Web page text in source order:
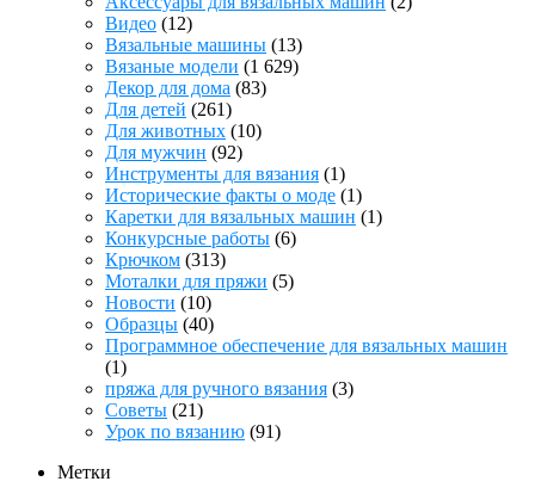
Видео (12)
Вязальные машины (13)
Вязаные модели (1 629)
Декор для дома (83)
Для детей (261)
Для животных (10)
Для мужчин (92)
Инструменты для вязания (1)
Исторические факты о моде (1)
Каретки для вязальных машин (1)
Конкурсные работы (6)
Крючком (313)
Моталки для пряжи (5)
Новости (10)
Образцы (40)
Программное обеспечение для вязальных машин
(1)
пряжа для ручного вязания (3)
Советы (21)
Урок по вязанию (91)
Метки